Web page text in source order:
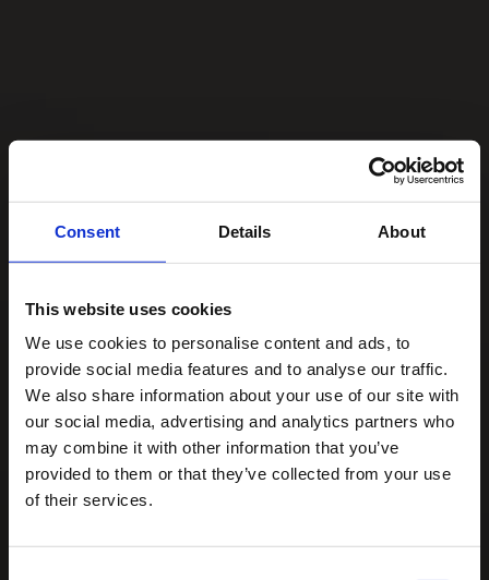
Consent Details About
This website uses cookies
We use cookies to personalise content and ads, to
provide social media features and to analyse our traffic.
We also share information about your use of our site with
our social media, advertising and analytics partners who
may combine it with other information that you’ve
provided to them or that they’ve collected from your use
of their services.